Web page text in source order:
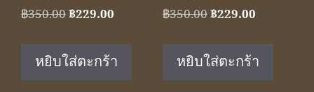
฿350.00Original
was:
฿350.00.
฿229.00
฿229.00.
หยิบใส่ตะกร้า
฿350.00Original
was:
฿350.00.
฿229.00Current
฿229.00.
หยิบใส่ตะกร้า